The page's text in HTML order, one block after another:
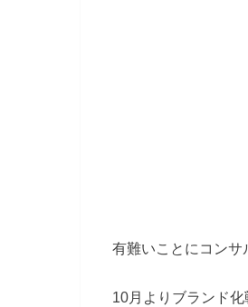
有難いことにコン
10月よりブランド